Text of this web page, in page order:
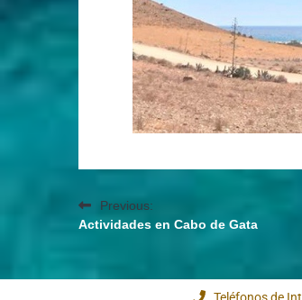
Previous:
Actividades en Cabo de Gata